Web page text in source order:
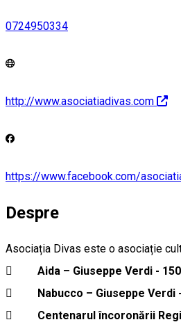
0724950334
http://www.asociatiadivas.com
https://www.facebook.com/
Despre
Asociația Divas este o asociație
 Aida – Giuseppe Verdi -
 Nabucco – Giuseppe Verdi
 Centenarul încoronării